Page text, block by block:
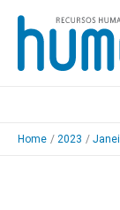
Skip
content
Home 2023